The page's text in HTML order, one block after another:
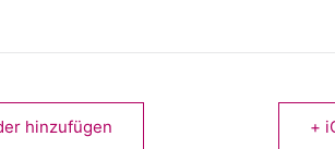
hinzufügen +